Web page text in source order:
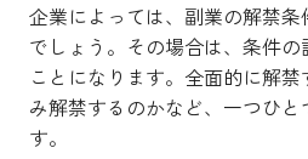
企業によっては、副業の解禁
でしょう。その場合は、条件の
ことになります。全面的に解
み解禁するのかなど、一つひ
す。